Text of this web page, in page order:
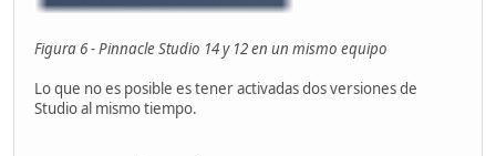
Figura 6 - Pinnacle Studio 14 y 12 en un mismo equipo
Lo que no es posible es tener activadas dos versiones de
Studio al mismo tiempo.